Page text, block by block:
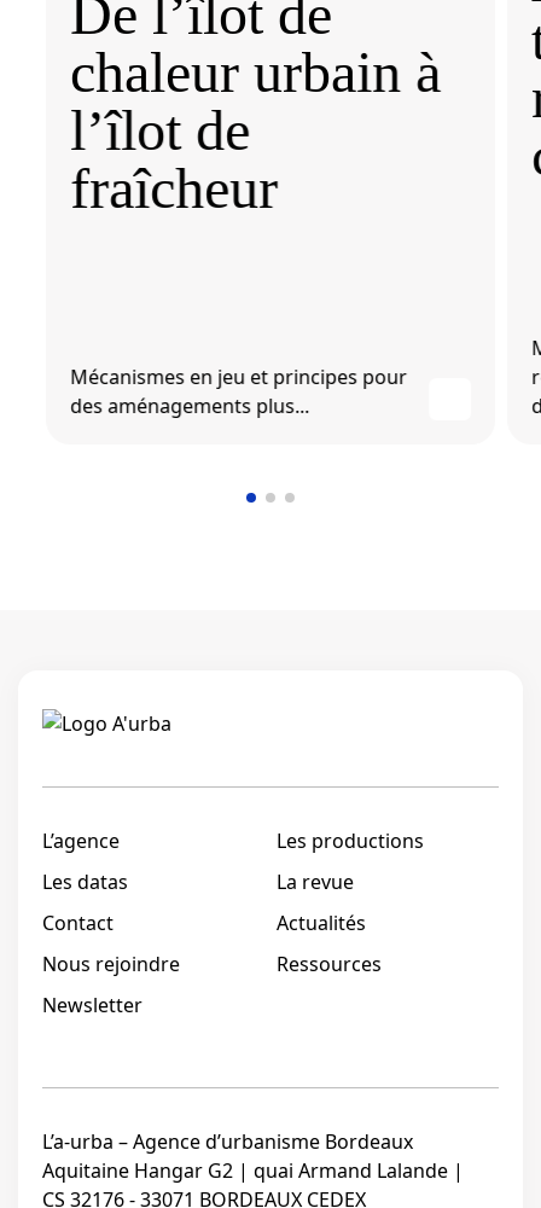
De l’îlot de
chaleur urbain à
l’îlot de
fraîcheur
Mécanismes en jeu et principes pour
des aménagements plus...
L’agence
Les productions
Les datas
La revue
Contact
Actualités
Nous rejoindre
Ressources
Newsletter
L’a-urba – Agence d’urbanisme Bordeaux
Aquitaine Hangar G2 | quai Armand Lalande |
CS 32176 - 33071 BORDEAUX CEDEX